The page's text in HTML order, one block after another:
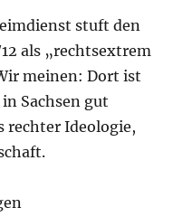
stuft den
als „rechtsextrem
meinen: Dort ist
Sachsen gut
rechter Ideologie,